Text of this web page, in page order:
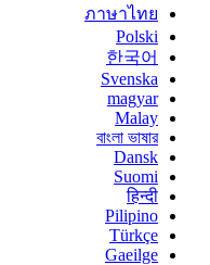
ภาษาไทย
Polski
한국어
Svenska
magyar
Malay
বাংলা ভাষার
Dansk
Suomi
हिन्दी
Pilipino
Türkçe
Gaeilge